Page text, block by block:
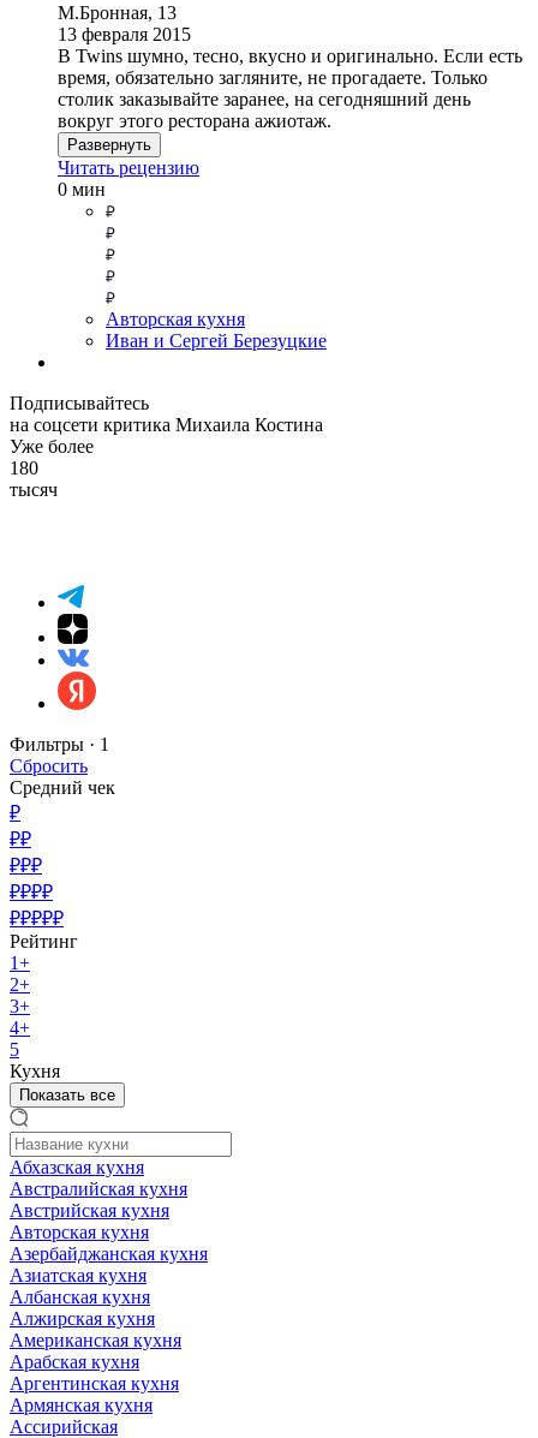
М.Бронная, 13
13 февраля 2015
В Twins шумно, тесно, вкусно и оригинально. Если есть
время, обязательно загляните, не прогадаете. Только
столик заказывайте заранее, на сегодняшний день
вокруг этого ресторана ажиотаж.
Развернуть
Читать рецензию
0 мин
Авторская кухня
Иван и Сергей Березуцкие
Подписывайтесь
на соцсети критика Михаила Костина
Уже более
180
тысяч
Фильтры · 1
Сбросить
Средний чек
₽
₽₽
₽₽₽
₽₽₽₽
₽₽₽₽₽
Рейтинг
1+
2+
3+
4+
5
Кухня
Показать все
Абхазская кухня
Австралийская кухня
Австрийская кухня
Авторская кухня
Азербайджанская кухня
Азиатская кухня
Албанская кухня
Алжирская кухня
Американская кухня
Арабская кухня
Аргентинская кухня
Армянская кухня
Ассирийская